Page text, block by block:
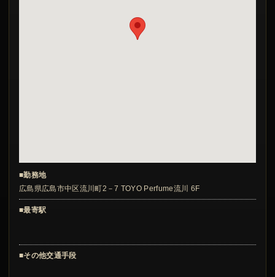
■勤務地
広島県広島市中区流川町2－7 TOYO Perfume流川 6F
■最寄駅
■その他交通手段